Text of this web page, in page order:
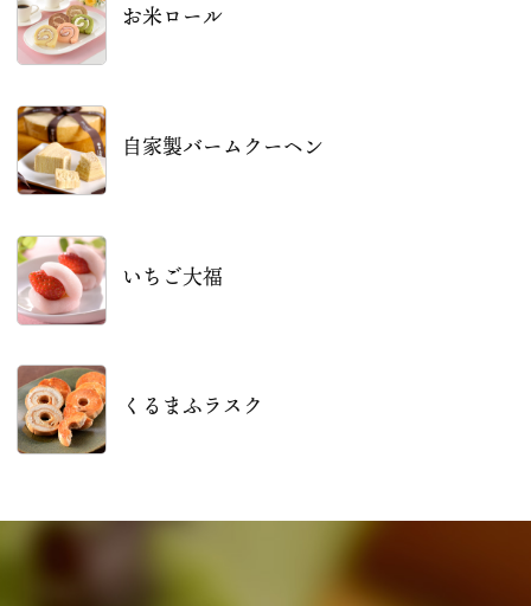
お米ロール
自家製バームクーヘン
いちご大福
くるまふラスク